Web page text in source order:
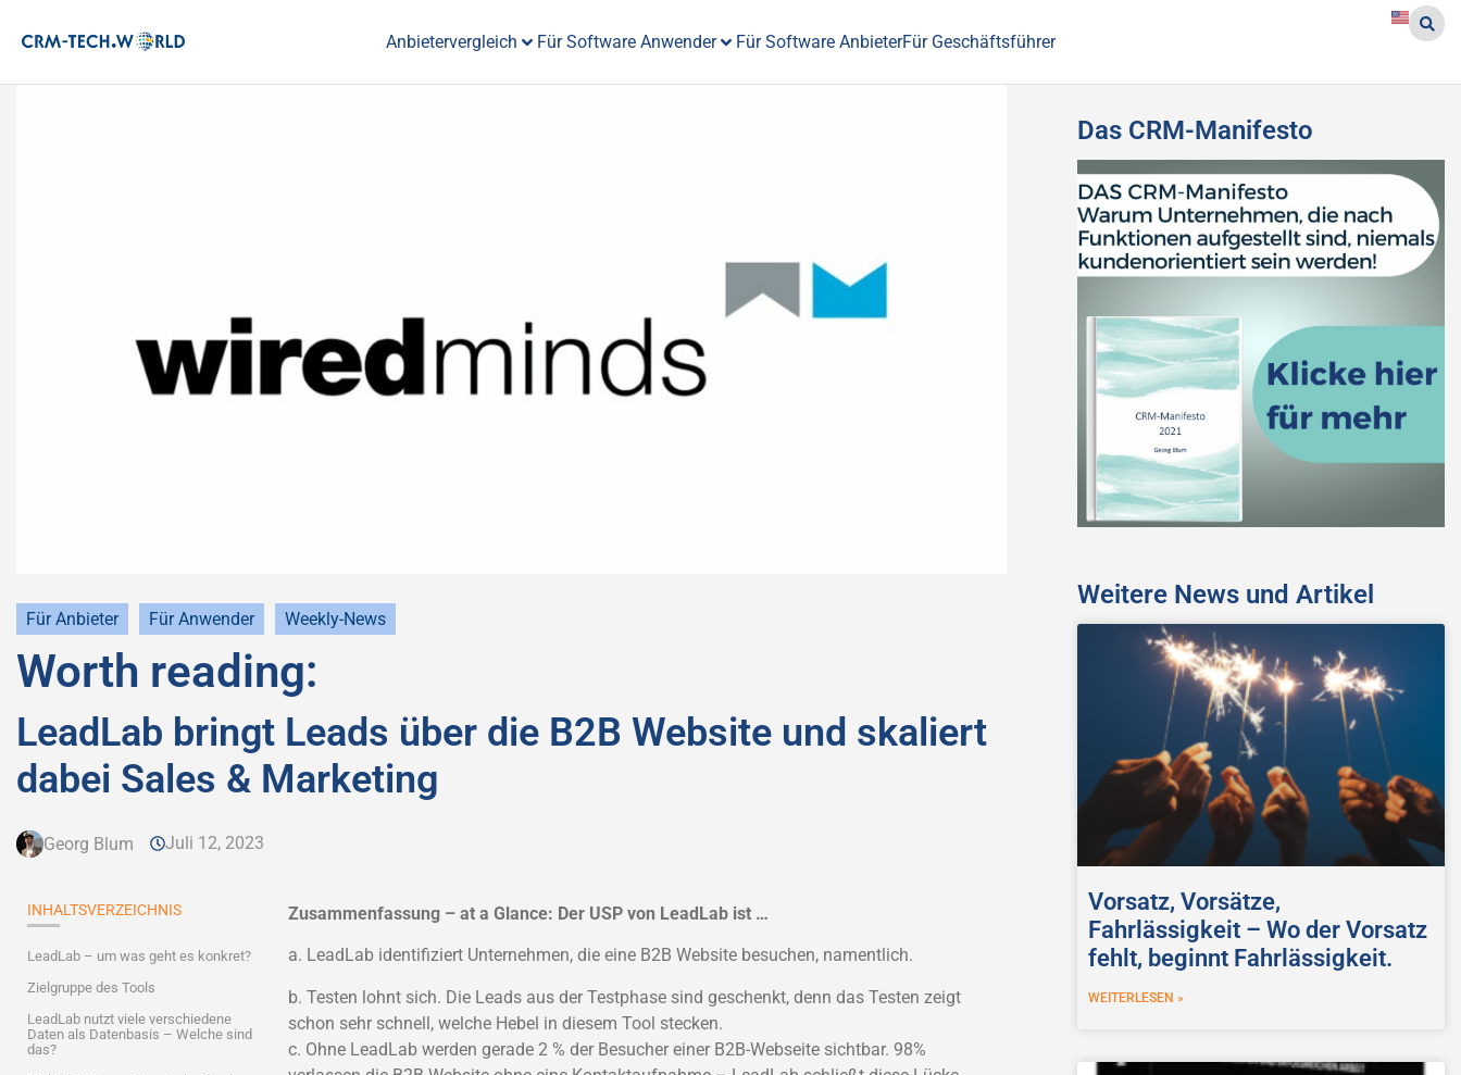
Anbietervergleich Für Software Anwender Für Software AnbieterFür Geschäftsführer
Für Anbieter Für Anwender Weekly-News
Worth reading:
LeadLab bringt Leads über die B2B Website und skaliert
dabei Sales & Marketing
Georg Blum Juli 12, 2023
INHALTSVERZEICHNIS
LeadLab – um was geht es konkret?
Zielgruppe des Tools
LeadLab nutzt viele verschiedene
Daten als Datenbasis – Welche sind
das?
Zusammenfassung – at a Glance: Der USP von LeadLab ist …
a. LeadLab identifiziert Unternehmen, die eine B2B Website besuchen, namentlich.
b. Testen lohnt sich. Die Leads aus der Testphase sind geschenkt, denn das Testen zeigt
schon sehr schnell, welche Hebel in diesem Tool stecken.
c. Ohne LeadLab werden gerade 2 % der Besucher einer B2B-Webseite sichtbar. 98%
Das CRM-Manifesto
Weitere News und Artikel
Vorsatz, Vorsätze,
Fahrlässigkeit – Wo der Vorsatz
fehlt, beginnt Fahrlässigkeit.
WEITERLESEN »